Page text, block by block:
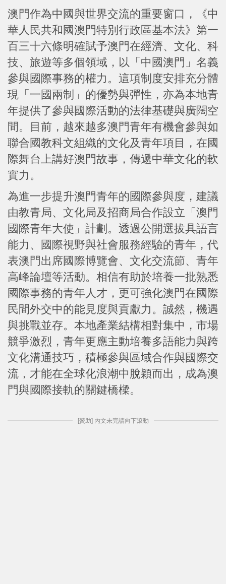
澳門作為中國與世界交流的重要窗口，《中
華人民共和國澳門特別行政區基本法》第一
百三十六條明確賦予澳門在經濟、文化、科
技、旅遊等多個領域，以「中國澳門」名義
參與國際事務的權力。這項制度安排充分體
現「一國兩制」的優勢與彈性，亦為本地青
年提供了參與國際活動的法律基礎與廣闊空
間。目前，越來越多澳門青年有機會參與如
聯合國教科文組織的文化及青年項目，在國
際舞台上講好澳門故事，傳遞中華文化的軟
實力。
為進一步提升澳門青年的國際參與度，建議
由教青局、文化局及招商局合作設立「澳門
國際青年大使」計劃。透過公開選拔具語言
能力、國際視野與社會服務經驗的青年，代
表澳門出席國際博覽會、文化交流節、青年
高峰論壇等活動。相信有助於培養一批熟悉
國際事務的青年人才，更可強化澳門在國際
民間外交中的能見度與貢獻力。誠然，機遇
與挑戰並存。本地產業結構相對集中，市場
競爭激烈，青年更應主動培養多語能力與跨
文化溝通技巧，積極參與區域合作與國際交
流，才能在全球化浪潮中脫穎而出，成為澳
門與國際接軌的關鍵橋樑。
[贊助] 內文未完請向下滾動